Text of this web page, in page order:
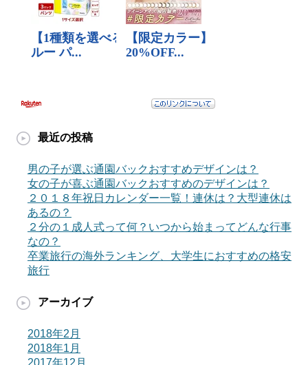
最近の投稿
男の子が選ぶ通園バックおすすめデザインは？
女の子が喜ぶ通園バックおすすめのデザインは？
２０１８年祝日カレンダー一覧！連休は？大型連休は
あるの？
２分の１成人式って何？いつから始まってどんな行事
なの？
卒業旅行の海外ランキング、大学生におすすめの格安
旅行
アーカイブ
2018年2月
2018年1月
2017年12月